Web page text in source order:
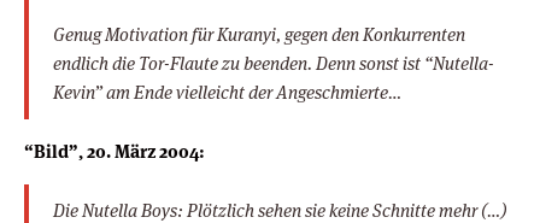
Genug Motivation für Kuranyi, gegen den Konkurrenten
endlich die Tor-Flaute zu beenden. Denn sonst ist “Nutella-
Kevin” am Ende vielleicht der Angeschmierte…
“Bild”, 20. März 2004:
Die Nutella Boys: Plötzlich sehen sie keine Schnitte mehr (…)